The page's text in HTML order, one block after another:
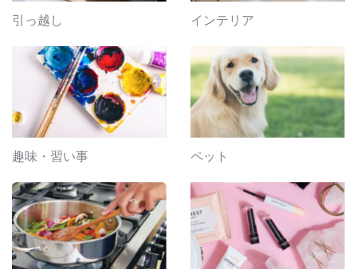
引っ越し インテリア
趣味・習い事 ペット